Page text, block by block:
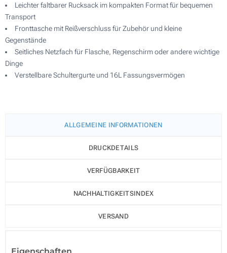
Leichter faltbarer Rucksack im kompakten Format für bequemen
Transport
Fronttasche mit Reißverschluss für Zubehör und kleine
Gegenstände
Seitliches Netzfach für Flasche, Regenschirm oder andere wichtige
Dinge
Verstellbare Schultergurte und 16L Fassungsvermögen
ALLGEMEINE INFORMATIONEN
DRUCKDETAILS
VERFÜGBARKEIT
NACHHALTIGKEITSINDEX
VERSAND